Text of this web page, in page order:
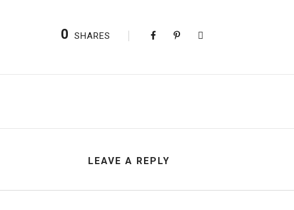
0 SHARES
LEAVE A REPLY